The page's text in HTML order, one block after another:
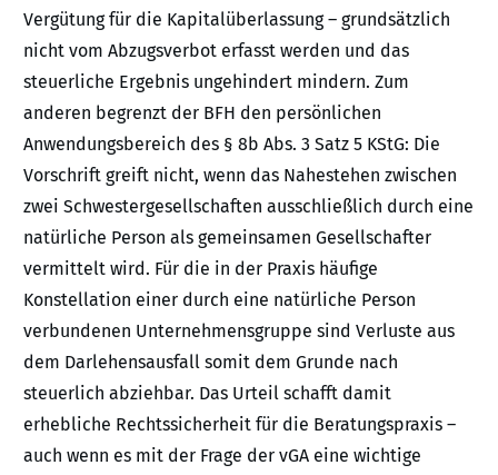
Vergütung für die Kapitalüberlassung – grundsätzlich
nicht vom Abzugsverbot erfasst werden und das
steuerliche Ergebnis ungehindert mindern. Zum
anderen begrenzt der BFH den persönlichen
Anwendungsbereich des § 8b Abs. 3 Satz 5 KStG: Die
Vorschrift greift nicht, wenn das Nahestehen zwischen
zwei Schwestergesellschaften ausschließlich durch eine
natürliche Person als gemeinsamen Gesellschafter
vermittelt wird. Für die in der Praxis häufige
Konstellation einer durch eine natürliche Person
verbundenen Unternehmensgruppe sind Verluste aus
dem Darlehensausfall somit dem Grunde nach
steuerlich abziehbar. Das Urteil schafft damit
erhebliche Rechtssicherheit für die Beratungspraxis –
auch wenn es mit der Frage der vGA eine wichtige